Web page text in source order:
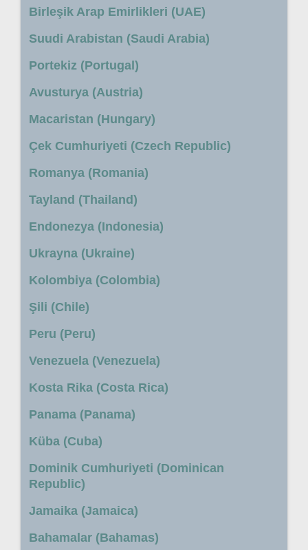
Birleşik Arap Emirlikleri (UAE)
Suudi Arabistan (Saudi Arabia)
Portekiz (Portugal)
Avusturya (Austria)
Macaristan (Hungary)
Çek Cumhuriyeti (Czech Republic)
Romanya (Romania)
Tayland (Thailand)
Endonezya (Indonesia)
Ukrayna (Ukraine)
Kolombiya (Colombia)
Şili (Chile)
Peru (Peru)
Venezuela (Venezuela)
Kosta Rika (Costa Rica)
Panama (Panama)
Küba (Cuba)
Dominik Cumhuriyeti (Dominican
Republic)
Jamaika (Jamaica)
Bahamalar (Bahamas)